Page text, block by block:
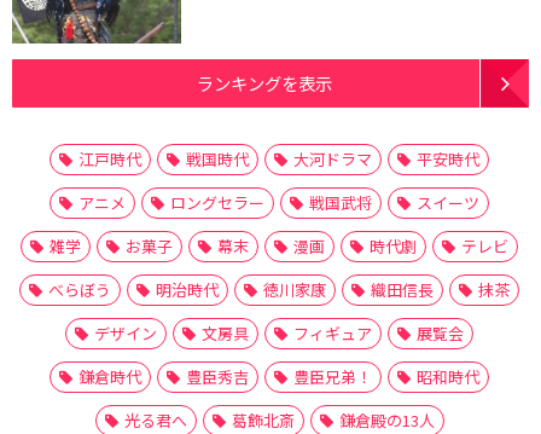
ランキングを表示
江戸時代 戦国時代 大河ドラマ
平安時代
アニメ
ロングセラー 戦国武将
スイーツ
雑学
お菓子 幕末 漫画 時代劇
テレビ
べらぼう
明治時代 徳川家康 織田信長
抹茶
デザイン
文房具 フィギュア
展覧会
鎌倉時代
豊臣秀吉 豊臣兄弟！
昭和時代
光る君へ
葛飾北斎 鎌倉殿の13人